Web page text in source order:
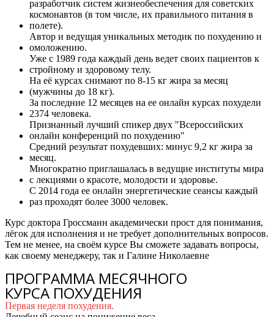
разработчик систем жизнеобеспечения для советских
космонавтов (в том числе, их правильного питания в
полете).
Автор и ведущая уникальных методик по похудению и
омоложению.
Уже с 1989 года каждый день ведет своих пациентов к
стройному и здоровому телу.
На её курсах снимают по 8-15 кг жира за месяц
(мужчины до 18 кг).
За последние 12 месяцев на ее онлайн курсах похудели
2374 человека.
Признанный лучший спикер двух "Всероссийских
онлайн конференций по похудению"
Средний результат похудевших: минус 9,2 кг жира за
месяц.
Многократно приглашалась в ведущие институты мира
с лекциями о красоте, молодости и здоровье.
С 2014 года ее онлайн энергетические сеансы каждый
раз проходят более 3000 человек.
Курс доктора Гроссманн академически прост для понимания,
лёгок для исполнения и не требует дополнительных вопросов.
Тем не менее, на своём курсе Вы сможете задавать вопросы,
как своему менеджеру, так и Галине Николаевне
ПРОГРАММА МЕСЯЧНОГО
КУРСА ПОХУДЕНИЯ
Первая неделя похудения.